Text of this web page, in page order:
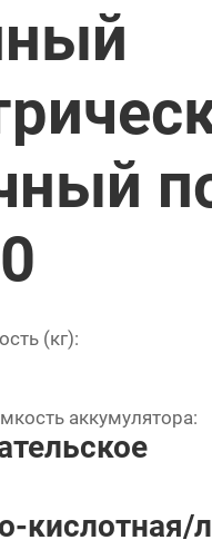
(кг):
аккумулятора:
кислотная/